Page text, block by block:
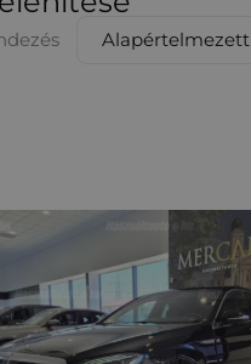
Alapértelmezett